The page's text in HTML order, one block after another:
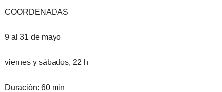
COORDENADAS
9 al 31 de mayo
viernes y sábados, 22 h
Duración: 60 min